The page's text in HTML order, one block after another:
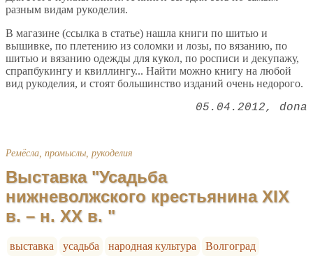
разным видам рукоделия.
В магазине (ссылка в статье) нашла книги по шитью и
вышивке, по плетению из соломки и лозы, по вязанию, по
шитью и вязанию одежды для кукол, по росписи и декупажу,
спрапбукингу и квиллингу... Найти можно книгу на любой
вид рукоделия, и стоят большинство изданий очень недорого.
05.04.2012 dona
Ремёсла, промыслы, рукоделия
Выставка "Усадьба
нижневолжского крестьянина XIX
в. – н. XX в. "
выставка усадьба народная культура Волгоград